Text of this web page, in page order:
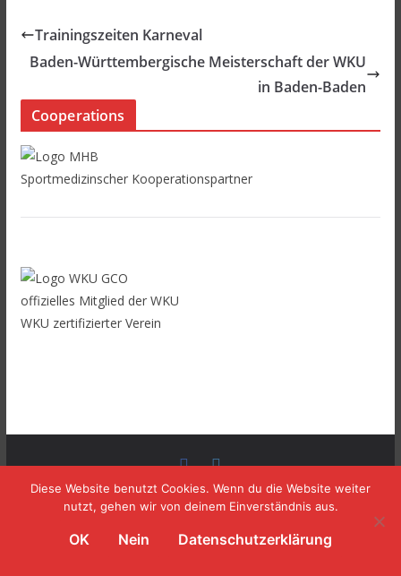
Trainingszeiten Karneval
Baden-Württembergische Meisterschaft der WKU
in Baden-Baden
Cooperations
Sportmedizinscher Kooperationspartner
offizielles Mitglied der WKU
WKU zertifizierter Verein
Copyright © 2026 TOMBURG BOXING. Alle Rechte
vorbehalten.
Theme:
ColorMag
von ThemeGrill. Präsentiert von
Diese Website benutzt Cookies. Wenn du die Website weiter
nutzt, gehen wir von deinem Einverständnis aus.
OK Nein Datenschutzerklärung